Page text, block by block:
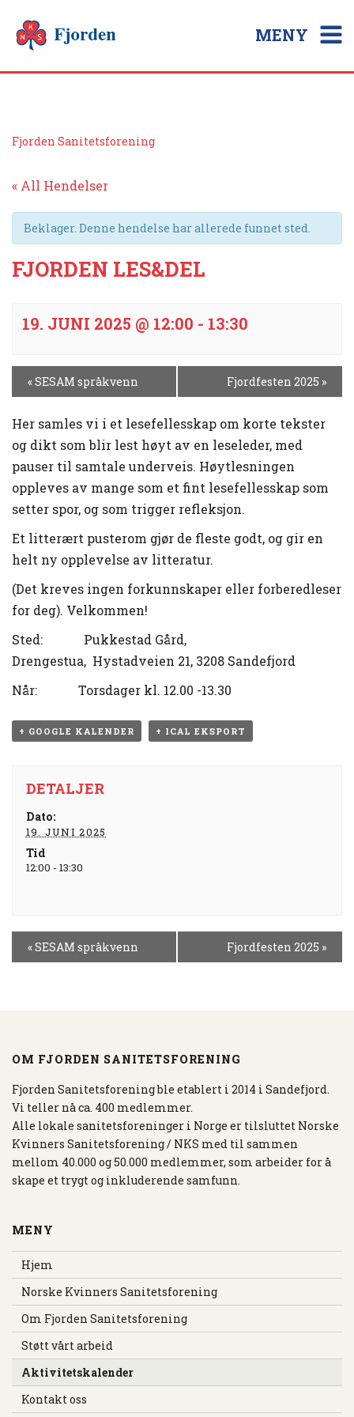
MENY
Fjorden Sanitetsforening
« All Hendelser
Beklager. Denne hendelse har allerede funnet sted.
FJORDEN LES&DEL
19. JUNI 2025 @ 12:00 - 13:30
E
D
E
L
S
E
N
A
V
G
A
J
O
N
«SESAM språkvenn Fjordfesten 2025 »
Her samles vi i et lesefellesskap om korte tekster
og dikt som blir lest høyt av en leseleder, med
pauser til samtale underveis. Høytlesningen
oppleves av mange som et fint lesefellesskap som
setter spor, og som trigger refleksjon.
Et litterært pusterom gjør de fleste godt, og gir en
helt ny opplevelse av litteratur.
(Det kreves ingen forkunnskaper eller forberedleser
for deg). Velkommen!
Sted: Pukkestad Gård,
Drengestua, Hystadveien 21, 3208 Sandefjord
Når: Torsdager kl. 12.00 -13.30
+ GOOGLE KALENDER + ICAL EKSPORT
DETALJER
Dato:
19. JUNI 2025
Tid
12:00 - 13:30
E
E
N
A
V
I
G
A
O
N
«SESAM språkvenn Fjordfesten 2025 »
OM FJORDEN SANITETSFORENING
Fjorden Sanitetsforening ble etablert i 2014 i Sandefjord.
Vi teller nå ca. 400 medlemmer.
Alle lokale sanitetsforeninger i Norge er tilsluttet Norske
Kvinners Sanitetsforening / NKS med til sammen
mellom 40.000 og 50.000 medlemmer, som arbeider for å
skape et trygt og inkluderende samfunn.
MENY
Hjem
Norske Kvinners Sanitetsforening
Om Fjorden Sanitetsforening
Støtt vårt arbeid
Aktivitetskalender
Kontakt oss